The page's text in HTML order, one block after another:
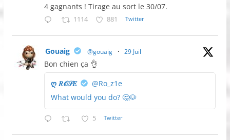
4 gagnants ! Tirage au sort le 30/07.
1114 881 Twitter
Gouaig @gouaig · 29 Juil
Bon chien ça 👌
ღ 𝑅𝒪𝒮𝐸
@Ro_z1e
What would you do? 🤔🐶
5 Twitter